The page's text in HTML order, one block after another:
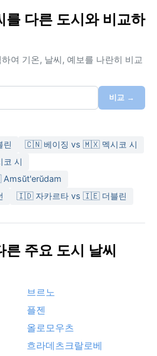
평균 기온은 18~22°C로 쾌적하
내리며, 1월 평균 기온은
봄과 가을에 비가 잦다. 습도는
지는 편이다. 여행 시 겨울에
츠, 여름에는 가벼운 겉옷과 우
과 가을은 얇은 재킷과 레이어
기 좋은 시기는 5월부터 9월까지
이 풍부하다. 늦가을과 겨울철
만든다. 눈보라가 몰아칠 때도
단적인 현상은 드물다. 파르두비
다.
를 다른 도시와 비교하
여 기온, 날씨, 예보를 나란히 비교
비교 →
🇨🇳 베이징 vs 🇲🇽 멕시코 시
시
🇮🇩 자카르타 vs 🇮🇪 더블린
른 주요 도시 날씨
브르노
플젠
올로모우츠
흐라데츠크랄로베